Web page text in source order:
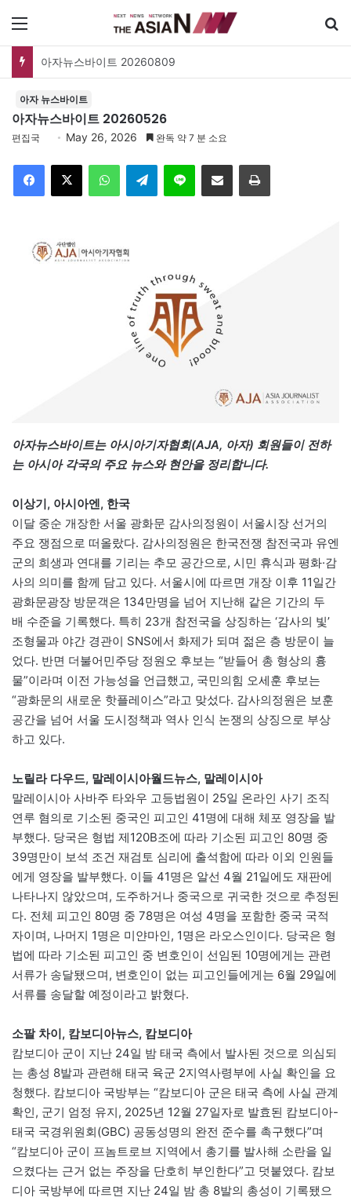
메뉴
아자뉴스바이트 20260809
아자 뉴스바이트
아자뉴스바이트 20260526
편집국 May 26, 2026 완독 약 7 분 소요
Facebook
X WhatsAppTelegramLine 이메일 인쇄
아자뉴스바이트는 아시아기자협회(AJA, 아자) 회원들이 전하
는 아시아 각국의 주요 뉴스와 현안을 정리합니다.
이상기, 아시아엔, 한국
이달 중순 개장한 서울 광화문 감사의정원이 서울시장 선거의
주요 쟁점으로 떠올랐다. 감사의정원은 한국전쟁 참전국과 유엔
군의 희생과 연대를 기리는 추모 공간으로, 시민 휴식과 평화·감
사의 의미를 함께 담고 있다. 서울시에 따르면 개장 이후 11일간
광화문광장 방문객은 134만명을 넘어 지난해 같은 기간의 두
배 수준을 기록했다. 특히 23개 참전국을 상징하는 ‘감사의 빛’
조형물과 야간 경관이 SNS에서 화제가 되며 젊은 층 방문이 늘
었다. 반면 더불어민주당 정원오 후보는 “받들어 총 형상의 흉
물”이라며 이전 가능성을 언급했고, 국민의힘 오세훈 후보는
“광화문의 새로운 핫플레이스”라고 맞섰다. 감사의정원은 보훈
공간을 넘어 서울 도시정책과 역사 인식 논쟁의 상징으로 부상
하고 있다.
노릴라 다우드, 말레이시아월드뉴스, 말레이시아
말레이시아 사바주 타와우 고등법원이 25일 온라인 사기 조직
연루 혐의로 기소된 중국인 피고인 41명에 대해 체포 영장을 발
부했다. 당국은 형법 제120B조에 따라 기소된 피고인 80명 중
39명만이 보석 조건 재검토 심리에 출석함에 따라 이외 인원들
에게 영장을 발부했다. 이들 41명은 알선 4월 21일에도 재판에
나타나지 않았으며, 도주하거나 중국으로 귀국한 것으로 추정된
다. 전체 피고인 80명 중 78명은 여성 4명을 포함한 중국 국적
자이며, 나머지 1명은 미얀마인, 1명은 라오스인이다. 당국은 형
법에 따라 기소된 피고인 중 변호인이 선임된 10명에게는 관련
서류가 송달됐으며, 변호인이 없는 피고인들에게는 6월 29일에
서류를 송달할 예정이라고 밝혔다.
소팔 차이, 캄보디아뉴스, 캄보디아
캄보디아 군이 지난 24일 밤 태국 측에서 발사된 것으로 의심되
는 총성 8발과 관련해 태국 육군 2지역사령부에 사실 확인을 요
청했다. 캄보디아 국방부는 “캄보디아 군은 태국 측에 사실 관계
확인, 군기 엄정 유지, 2025년 12월 27일자로 발효된 캄보디아-
태국 국경위원회(GBC) 공동성명의 완전 준수를 촉구했다”며
“캄보디아 군이 프놈트로브 지역에서 총기를 발사해 소란을 일
으켰다는 근거 없는 주장을 단호히 부인한다”고 덧붙였다. 캄보
디아 국방부에 따르면 지난 24일 밤 총 8발의 총성이 기록됐으